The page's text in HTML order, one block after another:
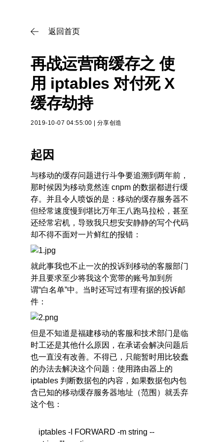
 返回首页
再战运营商缓存之 使
用 iptables 对付死 X
缓存劫持
2019-10-07 04:55:00 分享创造
起因
与移动的缓存问题进行斗争要追溯到两年前，
那时候因为移动竟然连 cnpm 的数据都进行缓
存。并且令人喷饭的是：移动的缓存服务器不
但经常速度慢到堪比万年王八跑马拉松，甚至
还经常宕机，导致我只想安安静静的写个代码
却不得不面对一片鲜红的报错：
就此事我也不止一次的投诉到移动的客服部门
并且要求至少将我这个宽带的账号加到所
谓“白名单”中。当时还写过有理有据的投诉邮
件：
但是不知道是福建移动的客服和技术部门是临
时工还是其他什么原因，在承诺会解决问题后
也一直没有改善。不得已，只能暂时用比较蠢
的办法去解决这个问题：使用路由器上的
iptables 判断数据包的内容，如果数据包内包
含已知的移动缓存服务器地址（范围）就丢弃
这个包：
iptables -I FORWARD -m string --